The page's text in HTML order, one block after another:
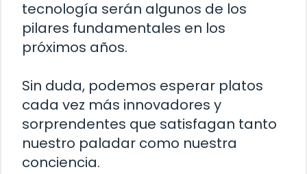
tecnología serán algunos de los
pilares fundamentales en los
próximos años.
Sin duda, podemos esperar platos
cada vez más innovadores y
sorprendentes que satisfagan tanto
nuestro paladar como nuestra
conciencia.